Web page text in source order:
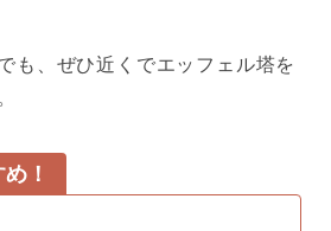
も、ぜひ近くでエッフェル塔を
！